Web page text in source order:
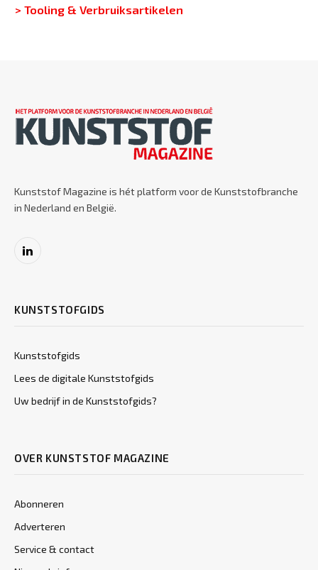
> Tooling & Verbruiksartikelen
Kunststof Magazine is hét platform voor de Kunststofbranche
in Nederland en België.
LinkedIn
KUNSTSTOFGIDS
Kunststofgids
Lees de digitale Kunststofgids
Uw bedrijf in de Kunststofgids?
OVER KUNSTSTOF MAGAZINE
Abonneren
Adverteren
Service & contact